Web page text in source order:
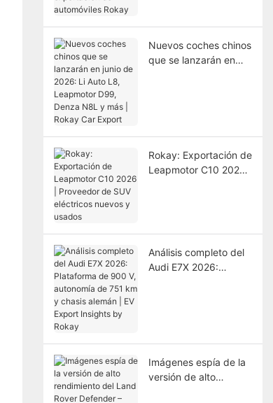
Nuevos coches chinos
que se lanzarán en
Rokay: Exportación de
Leapmotor C10 2026 |
Análisis completo del
Audi E7X 2026:
Imágenes espía de la
versión de alto